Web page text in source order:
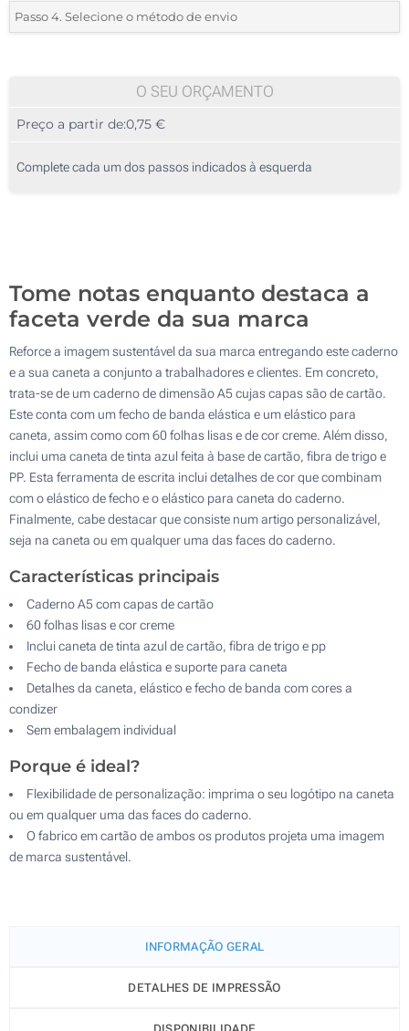
1 Cor (Na capa)
*Quantidade mínima:25
50
125
Passo 4. Selecione o método de envio
O SEU ORÇAMENTO
Preço a partir de:0,75 €
Complete cada um dos passos indicados à esquerda
Tome notas enquanto destaca a
faceta verde da sua marca
Reforce a imagem sustentável da sua marca entregando este caderno
e a sua caneta a conjunto a trabalhadores e clientes. Em concreto,
trata-se de um caderno de dimensão A5 cujas capas são de cartão.
Este conta com um fecho de banda elástica e um elástico para
caneta, assim como com 60 folhas lisas e de cor creme. Além disso,
inclui uma caneta de tinta azul feita à base de cartão, fibra de trigo e
PP. Esta ferramenta de escrita inclui detalhes de cor que combinam
com o elástico de fecho e o elástico para caneta do caderno.
Finalmente, cabe destacar que consiste num artigo personalizável,
seja na caneta ou em qualquer uma das faces do caderno.
Características principais
Caderno A5 com capas de cartão
60 folhas lisas e cor creme
Inclui caneta de tinta azul de cartão, fibra de trigo e pp
Fecho de banda elástica e suporte para caneta
Detalhes da caneta, elástico e fecho de banda com cores a
condizer
Sem embalagem individual
Porque é ideal?
Flexibilidade de personalização: imprima o seu logótipo na caneta
ou em qualquer uma das faces do caderno.
O fabrico em cartão de ambos os produtos projeta uma imagem
de marca sustentável.
INFORMAÇÃO GERAL
DETALHES DE IMPRESSÃO